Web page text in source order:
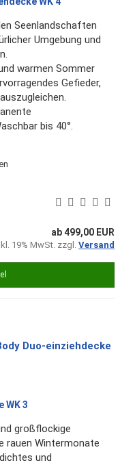
Seenlandschaften
Umgebung und
warmen Sommer
Gefieder,
bis 40°.
ab 499,00 EUR
19% MwSt. zzgl.Versand
WK 3
großflockige
rauen Wintermonate
und